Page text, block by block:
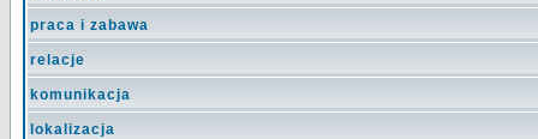
praca i zabawa
relacje
komunikacja
lokalizacja